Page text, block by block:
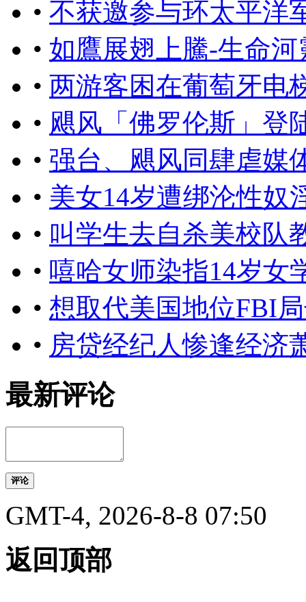
• 不获邀参与环太平洋
• 如鷹展翅上騰-生命
• 两游客困在葡萄牙电
• 飓风「佛罗伦斯」登
• 强台、飓风同肆虐媒
• 美女14岁遭绑沦性奴
• 叫学生去自杀美校队
• 嘻哈女师染指14岁女
• 想取代美国地位FBI
• 房贷经纪人惨逢经济
最新评论
评论
GMT-4, 2026-8-8 07:50
返回顶部